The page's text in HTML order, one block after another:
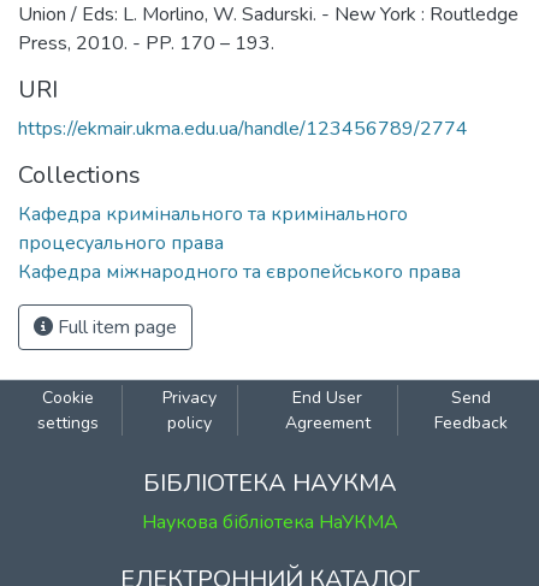
Union / Eds: L. Morlino, W. Sadurski. - New York : Routledge
Press, 2010. - PP. 170 – 193.
URI
https://ekmair.ukma.edu.ua/handle/123456789/2774
Collections
Кафедра кримінального та кримінального
процесуального права
Кафедра міжнародного та європейського права
Full item page
Cookie
settings
Privacy
policy
End User
Agreement
Send
Feedback
БІБЛІОТЕКА НАУКМА
Наукова бібліотека НаУКМА
ЕЛЕКТРОННИЙ КАТАЛОГ